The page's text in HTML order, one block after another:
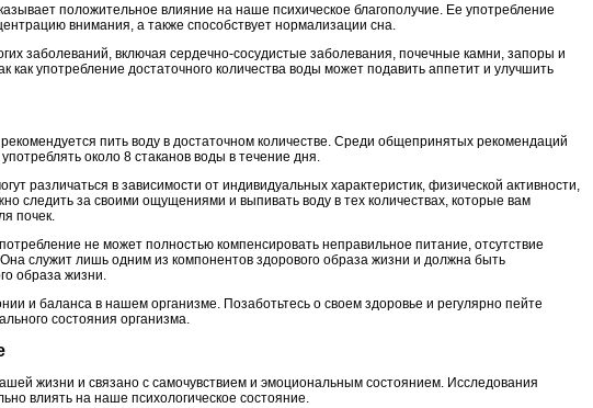
положительное влияние на наше психическое благополучие. Ее употребление
внимания, а также способствует нормализации сна.
заболеваний, включая сердечно-сосудистые заболевания, почечные камни, запоры и
как употребление достаточного количества воды может подавить аппетит и улучшить
пить воду в достаточном количестве. Среди общепринятых рекомендаций
около 8 стаканов воды в течение дня.
различаться в зависимости от индивидуальных характеристик, физической активности,
следить за своими ощущениями и выпивать воду в тех количествах, которые вам
почек.
не может полностью компенсировать неправильное питание, отсутствие
служит лишь одним из компонентов здорового образа жизни и должна быть
образа жизни.
и баланса в нашем организме. Позаботьтесь о своем здоровье и регулярно пейте
состояния организма.
жизни и связано с самочувствием и эмоциональным состоянием. Исследования
влиять на наше психологическое состояние.